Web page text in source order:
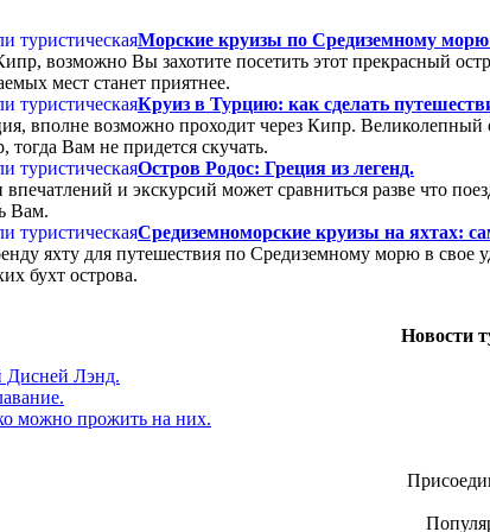
Морские круизы по Средиземному
возможно Вы захотите посетить этот прекрасный
мест станет приятнее.
Круиз в Турцию: как сделать
вполне возможно проходит через Кипр.
Вам не придется скучать.
Остров Родос: Греция из легенд.
и экскурсий может сравниться разве что
Вам.
Средиземноморские круизы на яхтах:
яхту для путешествия по Средиземному морю в свое
бухт острова.
Новости
Дисней Лэнд.
можно прожить на них.